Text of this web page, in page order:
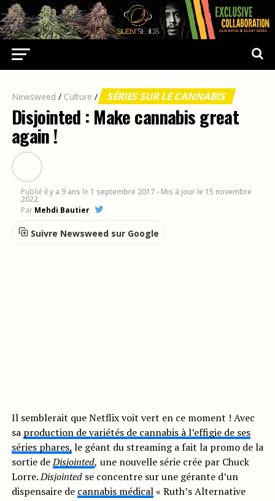
Newsweed / Culture / SÉRIES SUR LE CANNABIS
Disjointed : Make cannabis great
again !
Publié il y a 9 ans le 1 septembre 2017 - Mis à jour le 15 novembre
2022
Par Mehdi Bautier
Suivre Newsweed sur Google
Il semblerait que Netflix voit vert en ce moment ! Avec
sa production de variétés de cannabis à l’effigie de ses
séries phares, le géant du streaming a fait la promo de la
sortie deDisjointed, une nouvelle série crée par Chuck
Lorre.Disjointedse concentre sur une gérante d’un
dispensaire de cannabis médical« Ruth’s Alternative